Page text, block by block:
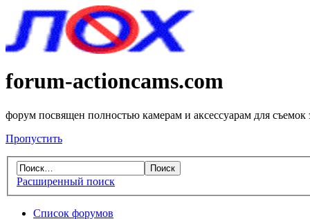
forum-actioncams.com
форум посвящен полностью камерам и аксессуарам для съемок
Пропустить
Расширенный поиск
Список форумов